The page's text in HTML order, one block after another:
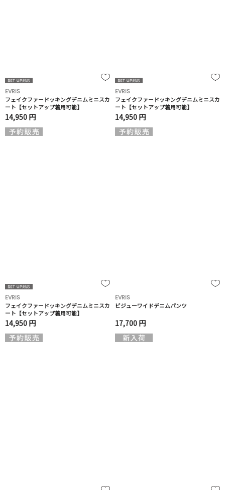
EVRIS
フェイクファードッキングデニムミニスカ
ート【セットアップ着用可能】
14,950 円
EVRIS
フェイクファードッキングデニムミニスカ
ート【セットアップ着用可能】
14,950 円
EVRIS
フェイクファードッキングデニムミニスカ
ート【セットアップ着用可能】
14,950 円
EVRIS
ビジューワイドデニムパンツ
17,700 円